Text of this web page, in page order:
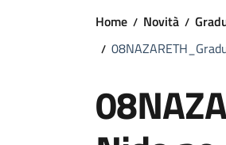
Home Novità